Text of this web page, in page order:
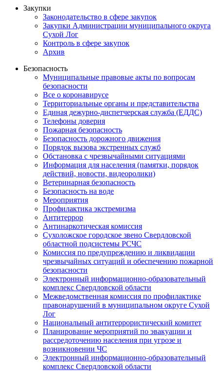
Закупки
Законодательство в сфере закупок
Закупки Администрации муниципального округа
Сухой Лог
Контроль в сфере закупок
Архив
Безопасность
Муниципальные правовые акты по вопросам
безопасности
Все о коронавирусе
Территориальные органы и представительства
Единая дежурно-диспетчерская служба (ЕДДС)
Телефоны доверия
Пожарная безопасность
Безопасность дорожного движения
Порядок вызова экстренных служб
Обстановка с чрезвычайными ситуациями
Информация для населения (памятки, порядок
действий, новости, видеоролики)
Ветеринарная безопасность
Безопасность на воде
Мероприятия
Профилактика экстремизма
Антитеррор
Антинаркотическая комиссия
Сухоложское городское звено Свердловской
областной подсистемы РСЧС
Комиссия по предупреждению и ликвидации
чрезвычайных ситуаций и обеспечению пожарной
безопасности
Электронный информационно-образовательный
комплекс Cвердловской области
Межведомственная комиссия по профилактике
правонарушений в муниципальном округе Сухой
Лог
Национальный антитеррористический комитет
Планирование мероприятий по эвакуации и
рассредоточению населения при угрозе и
возникновении ЧС
Электронный информационно-образовательный
комплекс Свердловской области